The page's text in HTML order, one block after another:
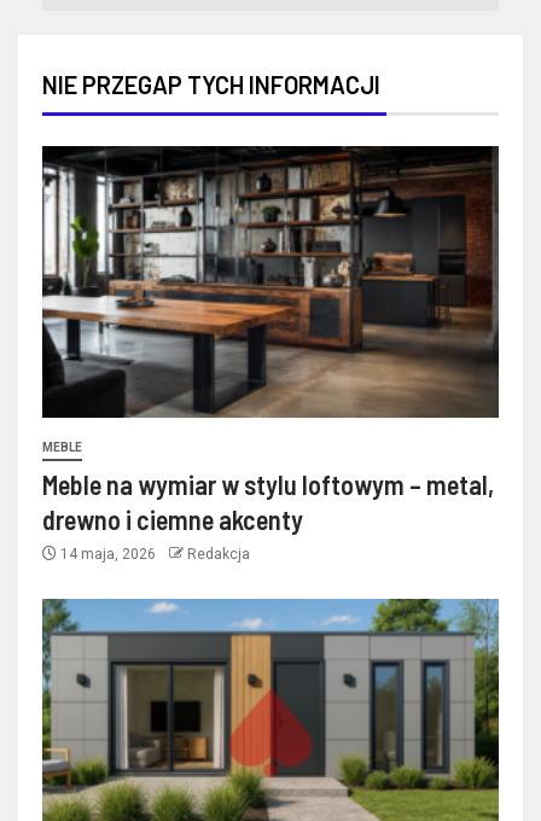
NIE PRZEGAP TYCH INFORMACJI
MEBLE
Meble na wymiar w stylu loftowym – metal,
drewno i ciemne akcenty
14 maja, 2026 Redakcja